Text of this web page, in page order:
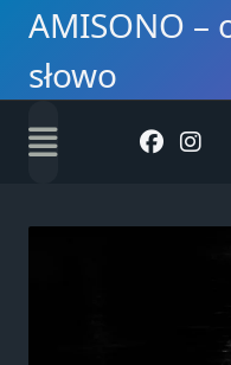
Skip
content
AMISONO –
słowo